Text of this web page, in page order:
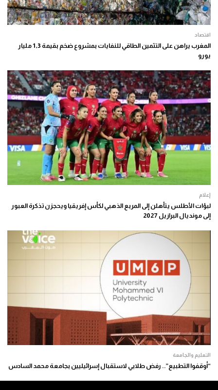
اقتصاد
المغرب يراهن على التثمين الطاقي للنفايات بمشروع ضخم بقيمة 1,3 مليار
يورو
إعلام
لبؤات الأطلس يتأهلن إلى المربع الذهبي لكأس إفريقيا ويحجزن تذكرة العبور
إلى مونديال البرازيل 2027
التعليم والجامعة
“أوقفوا التطبيع”.. رفض طلابي لاستقبال إسرائيليين بجامعة محمد السادس